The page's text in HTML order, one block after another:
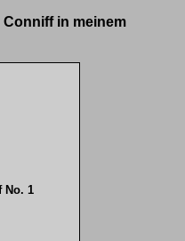
in meinem
No. 1